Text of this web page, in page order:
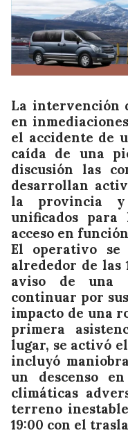
La intervención
en
el accidente de
caída de una
discusión las
desarrollan
la provincia
unificados
acceso en
El operativo se
alrededor de las
aviso de una
continuar por
impacto de una
primera
lugar, se activó
incluyó
un descenso
climáticas
terreno
19:00 con el